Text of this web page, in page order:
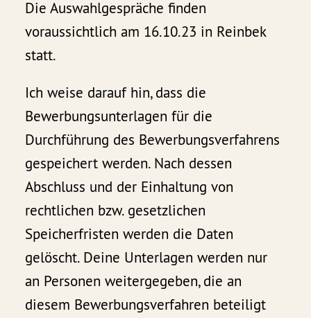
Die Auswahlgespräche finden
voraussichtlich am 16.10.23 in Reinbek
statt.
Ich weise darauf hin, dass die
Bewerbungsunterlagen für die
Durchführung des Bewerbungsverfahrens
gespeichert werden. Nach dessen
Abschluss und der Einhaltung von
rechtlichen bzw. gesetzlichen
Speicherfristen werden die Daten
gelöscht. Deine Unterlagen werden nur
an Personen weitergegeben, die an
diesem Bewerbungsverfahren beteiligt